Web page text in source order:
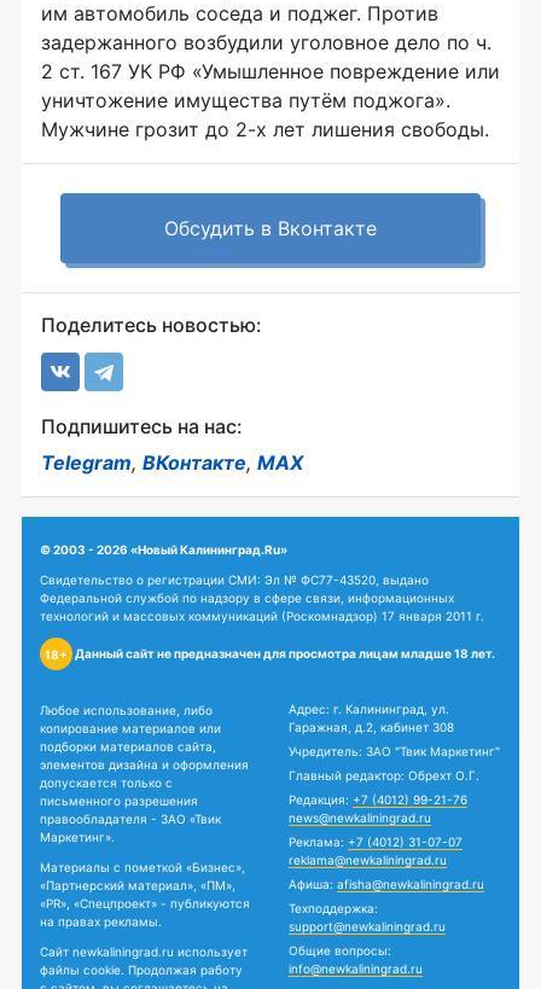
им автомобиль соседа и поджег. Против
задержанного возбудили уголовное дело по ч.
2 ст. 167 УК РФ «Умышленное повреждение или
уничтожение имущества путём поджога».
Мужчине грозит до 2-х лет лишения свободы.
Обсудить в Вконтакте
Поделитесь новостью:
Подпишитесь на нас:
Telegram, ВКонтакте, MAX
© 2003 - 2026 «Новый Калининград.Ru»
Свидетельство о регистрации СМИ: Эл № ФС77-43520, выдано
Федеральной службой по надзору в сфере связи, информационных
технологий и массовых коммуникаций (Роскомнадзор) 17 января 2011 г.
18+ Данный сайт не предназначен для просмотра лицам младше 18 лет.
Любое использование, либо
копирование материалов или
подборки материалов сайта,
элементов дизайна и оформления
допускается только с
письменного разрешения
правообладателя - ЗАО «Твик
Маркетинг».
Материалы с пометкой «Бизнес»,
«Партнерский материал», «ПМ»,
«PR», «Спецпроект» - публикуются
на правах рекламы.
Сайт newkaliningrad.ru использует
файлы cookie. Продолжая работу
Адрес: г. Калининград, ул.
Гаражная, д.2, кабинет 308
Учредитель: ЗАО "Твик Маркетинг"
Главный редактор: Обрехт О.Г.
Редакция: +7 (4012) 99-21-76
news@newkaliningrad.ru
Реклама: +7 (4012) 31-07-07
reklama@newkaliningrad.ru
Афиша: afisha@newkaliningrad.ru
Техподдержка:
support@newkaliningrad.ru
Общие вопросы:
info@newkaliningrad.ru